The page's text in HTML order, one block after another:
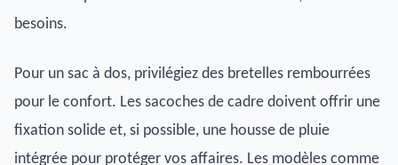
besoins.
Pour un sac à dos, privilégiez des bretelles rembourrées
pour le confort. Les sacoches de cadre doivent offrir une
fixation solide et, si possible, une housse de pluie
intégrée pour protéger vos affaires. Les modèles comme